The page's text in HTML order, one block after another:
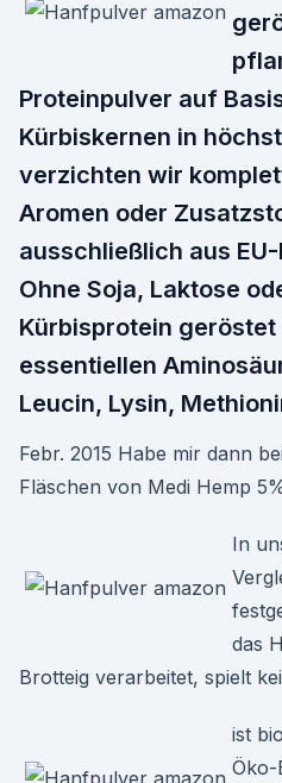
Proteinpulver auf
Kürbiskernen in
verzichten wir
Aromen oder
ausschließlich aus
Ohne Soja, Laktose
Kürbisprotein
essentiellen
Leucin, Lysin,
Febr. 2015 Habe mir dann
Fläschen von Medi Hemp
In
das
Brotteig verarbeitet, spielt
ist
Öko-